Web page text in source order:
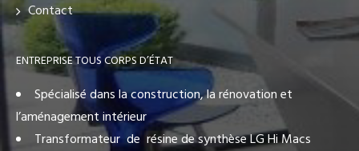
Contact
ENTREPRISE TOUS CORPS D’ÉTAT
Spécialisé dans la construction, la rénovation et
l’aménagement intérieur
Transformateur de résine de synthèse LG Hi Macs